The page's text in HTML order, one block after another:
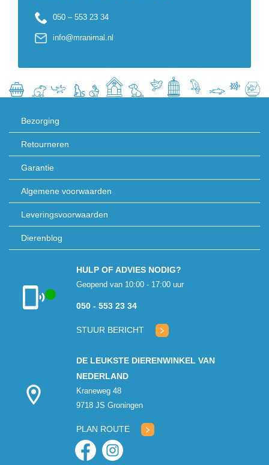
050 – 553 23 34
info@mranimal.nl
Bezorging
Retourneren
Garantie
Algemene voorwaarden
Leveringsvoorwaarden
Dierenblog
Klantenservice
HULP OF ADVIES NODIG?
Geopend van 10:00 - 17:00 uur
050 - 553 23 34
STUUR BERICHT
DE LEUKSTE DIERENWINKEL VAN
NEDERLAND
Kraneweg 48
9718 JS Groningen
PLAN ROUTE